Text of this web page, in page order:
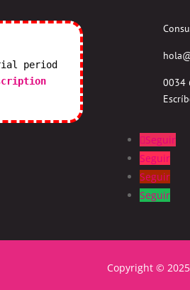
period
0034
Seguir
Seguir
Seguir
Seguir
Copyright © 2025